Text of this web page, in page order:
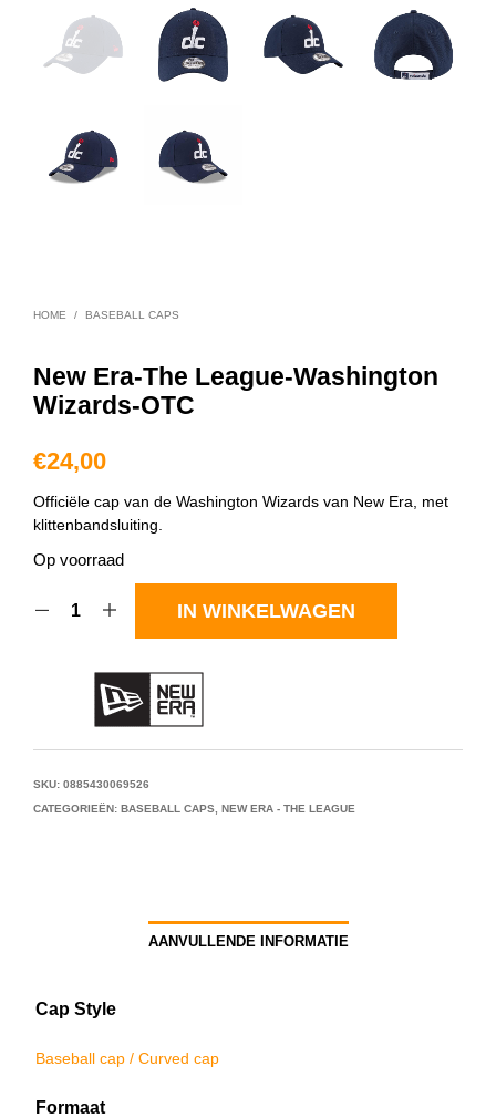
HOME / BASEBALL CAPS
New Era-The League-Washington
Wizards-OTC
€24,00
Officiële cap van de Washington Wizards van New Era, met
klittenbandsluiting.
Op voorraad
IN WINKELWAGEN
SKU: 0885430069526
CATEGORIEËN: BASEBALL CAPS NEW ERA - THE LEAGUE
AANVULLENDE INFORMATIE
Cap Style
Baseball cap / Curved cap
Formaat